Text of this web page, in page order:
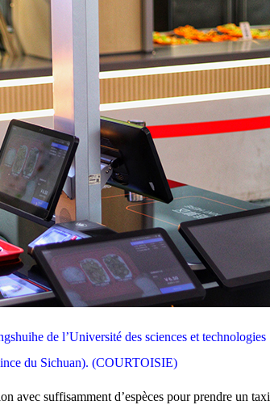
de l’Université des sciences et technologies
du Sichuan). (COURTOISIE)
avec suffisamment d’espèces pour prendre un taxi